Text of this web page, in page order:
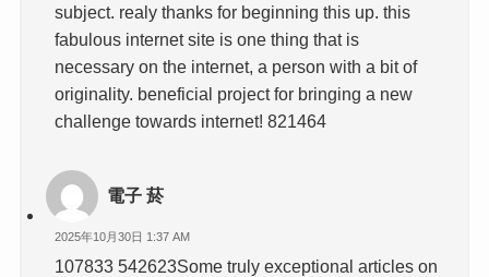
subject. realy thanks for beginning this up. this
fabulous internet site is one thing that is
necessary on the internet, a person with a bit of
originality. beneficial project for bringing a new
challenge towards internet! 821464
電子 菸
2025年10月30日 1:37 AM
107833 542623Some truly exceptional articles on